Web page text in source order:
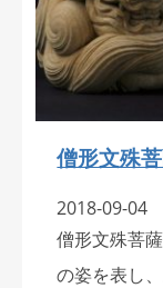
僧形文殊
2018-09-04
僧形文殊菩
の姿を表し